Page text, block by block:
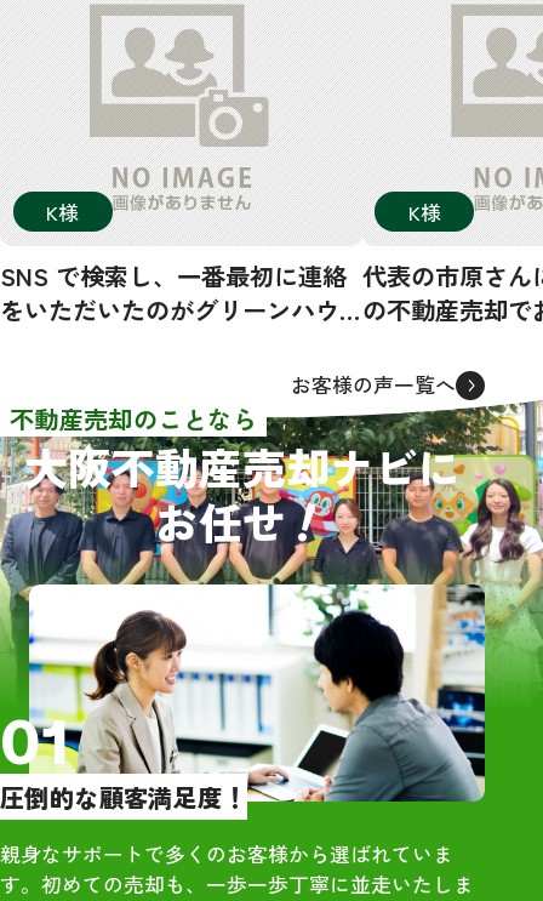
K様
SNS で検索し、一番最初に連絡
をいただいたのがグリーンハウ
者から連絡をいただきました
が、面談をしたのは3社でした。
売買価格や条件等はほぼ同じで
した。その中でグリーンハウジ
ングさんを選んだ理由として、
担当者の大橋さんが一番若く誠
実に感じたからです。
依頼してからほぼ2ヶ月という短
期間で売買契約を結ぶことがで
き感謝しております。また、引
っ越しの際にも大橋さんに立ち
会っていただき、引っ越し先が
遠隔地だったので不用品等の後
始末もお願いすることができ、
大変助かりました。
直感でグリーンハウジングの大
K様
代表の市原さん
の不動産売却で
同級生でもあり
も踏まえてレビ
【物件概要】
・大阪市住吉区
築、4DK、木造
RC）
・雨漏りや床抜
あり
【訪問査定】
・地域相場を把
際の売却価格に
・大手は高額査
で、最終売却額
お客様の声一覧へ
不動産売却のことなら
大阪不動産売却ナビに
お任せ！
01
圧倒的な顧客満足度！
親身なサポートで多くのお客様から選ばれていま
す。初めての売却も、一歩一歩丁寧に並走いたしま